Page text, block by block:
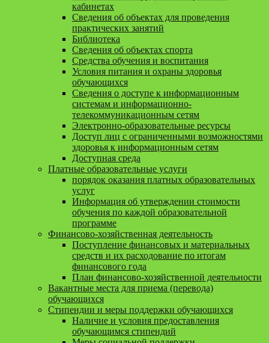
кабинетах
Сведения об объектах для проведения
практических занятий
Библиотека
Сведения об объектах спорта
Средства обучения и воспитания
Условия питания и охраны здоровья
обучающихся
Сведения о доступе к информационным
системам и информационно-
телекоммуникационным сетям
Электронно-образовательные ресурсы
Доступ лиц с ограниченными возможностями
здоровья к информационным сетям
Доступная среда
Платные образовательные услуги
порядок оказания платных образовательных
услуг
Информация об утверждении стоимости
обучения по каждой образовательной
программе
Финансово-хозяйственная деятельность
Поступление финансовых и материальных
средств и их расходование по итогам
финансового года
План финансово-хозяйственной деятельности
Вакантные места для приема (перевода)
обучающихся
Стипендии и меры поддержки обучающихся
Наличие и условия предоставления
обучающимся стипендий